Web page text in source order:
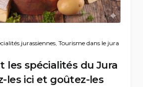
jurassiennes Tourisme dans le jura
les spécialités du Jura
les ici et goûtez-les